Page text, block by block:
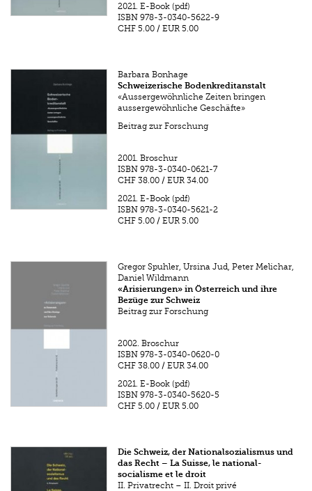
2021. E-Book (pdf)
ISBN 978-3-0340-5622-9
CHF 5.00 /EUR 5.00
Barbara Bonhage
Schweizerische Bodenkreditanstalt
«Aussergewöhnliche Zeiten bringen
aussergewöhnliche Geschäfte»
Beitrag zur Forschung
2001. Broschur
ISBN 978-3-0340-0621-7
CHF 38.00 /EUR 34.00
2021. E-Book (pdf)
ISBN 978-3-0340-5621-2
CHF 5.00 /EUR 5.00
Gregor Spuhler, Ursina Jud, Peter Melichar,
Daniel Wildmann
«Arisierungen» in Österreich und ihre
Bezüge zur Schweiz
Beitrag zur Forschung
2002. Broschur
ISBN 978-3-0340-0620-0
CHF 38.00 /EUR 34.00
2021. E-Book (pdf)
ISBN 978-3-0340-5620-5
CHF 5.00 /EUR 5.00
Die Schweiz, der Nationalsozialismus und
das Recht – La Suisse, le national-
socialisme et le droit
II. Privatrecht – II. Droit privé